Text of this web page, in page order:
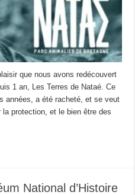
que nous avons redécouvert
1 an, Les Terres de Nataé. Ce
années, a été racheté, et se veut
la protection, et le bien être des
National d’Histoire